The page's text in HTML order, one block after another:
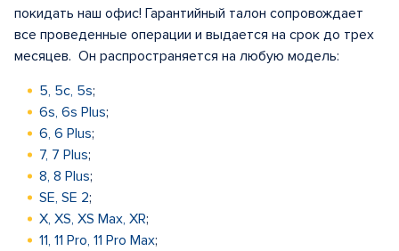
покидать наш офис! Гарантийный талон сопровождает
все проведенные операции и выдается на срок до трех
месяцев. Он распространяется на любую модель:
5, 5c, 5s;
6s, 6s Plus;
6, 6 Plus;
7, 7 Plus;
8, 8 Plus;
SE, SE 2;
X, XS, XS Max, XR;
11, 11 Pro, 11 Pro Max;